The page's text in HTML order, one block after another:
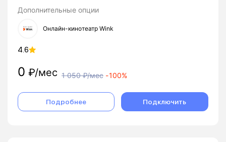
Дополнительные опции
Онлайн-кинотеатр Wink
4.6
0 ₽/мес 1 050₽/мес -100%
Подробнее Подключить